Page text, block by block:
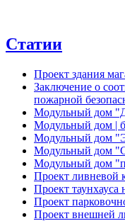
Статии
Проект здания
Заключение о
пожарной
Модульный дом
Модульный дом |
Модульный дом
Модульный дом
Модульный дом
Проект ливневой
Проект таунхауса
Проект
Проект внешней